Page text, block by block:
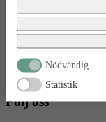
gällande eventuella
fått tillgång till. Genom att
bekräftar du att du
Nödvändig
Statistik
Kontakta oss
GDPR &
Allmänna
ToolBox
Boka retur
Följ oss